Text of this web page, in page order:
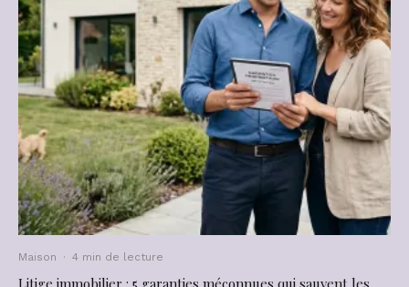
Maison · 4 min de lecture
Litige immobilier : 5 garanties méconnues qui sauvent les